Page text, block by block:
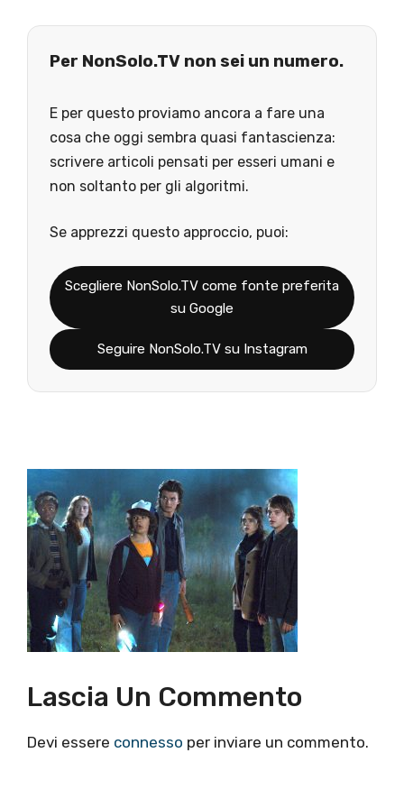
Per NonSolo.TV non sei un numero.
E per questo proviamo ancora a fare una
cosa che oggi sembra quasi fantascienza:
scrivere articoli pensati per esseri umani e
non soltanto per gli algoritmi.
Se apprezzi questo approccio, puoi:
Scegliere NonSolo.TV come fonte preferita
su Google
Seguire NonSolo.TV su Instagram
Lascia Un Commento
Devi essere connesso per inviare un commento.